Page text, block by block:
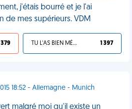
j'étais bourré et je l'ai
de mes supérieurs. VDM
379 TU L'AS BIEN MÉRITÉ 1 397
18:52 - Allemagne - Munich
malgré moi qu'il existe un